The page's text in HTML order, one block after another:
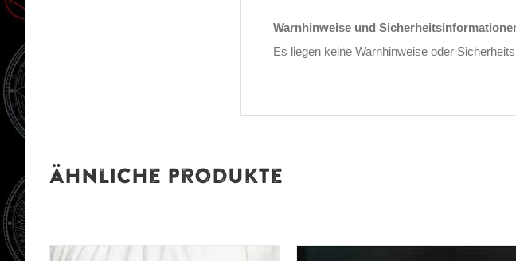
Warnhinweise und
Es liegen keine Warnhinweise oder
Ähnliche Produkte